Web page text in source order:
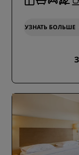
УЗНАТЬ БОЛЬШЕ